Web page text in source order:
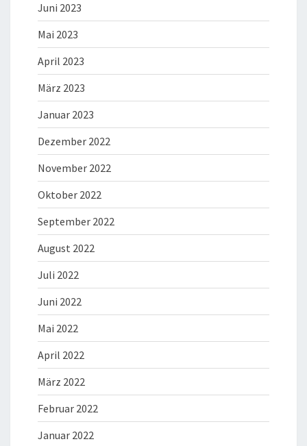
Juni 2023
Mai 2023
April 2023
März 2023
Januar 2023
Dezember 2022
November 2022
Oktober 2022
September 2022
August 2022
Juli 2022
Juni 2022
Mai 2022
April 2022
März 2022
Februar 2022
Januar 2022